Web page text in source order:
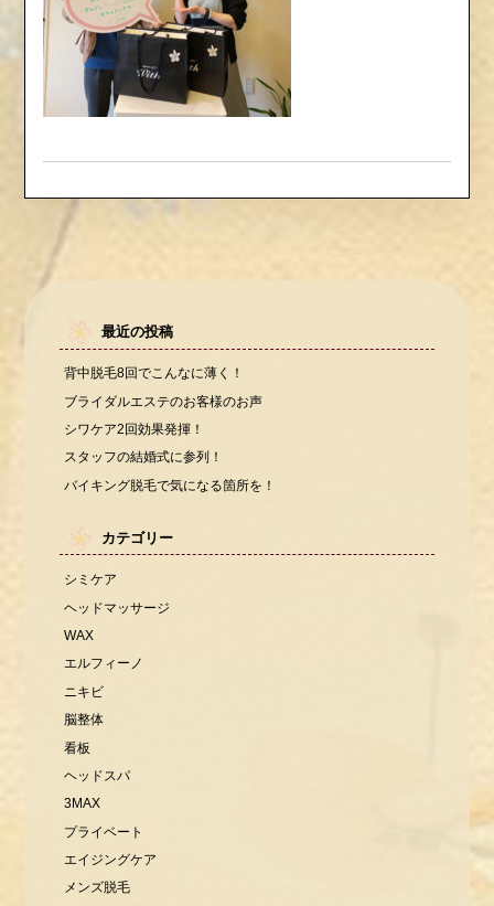
最近の投稿
背中脱毛8回でこんなに薄く！
ブライダルエステのお客様のお声
シワケア2回効果発揮！
スタッフの結婚式に参列！
バイキング脱毛で気になる箇所を！
カテゴリー
シミケア
ヘッドマッサージ
WAX
エルフィーノ
ニキビ
脳整体
看板
ヘッドスパ
3MAX
プライベート
エイジングケア
メンズ脱毛